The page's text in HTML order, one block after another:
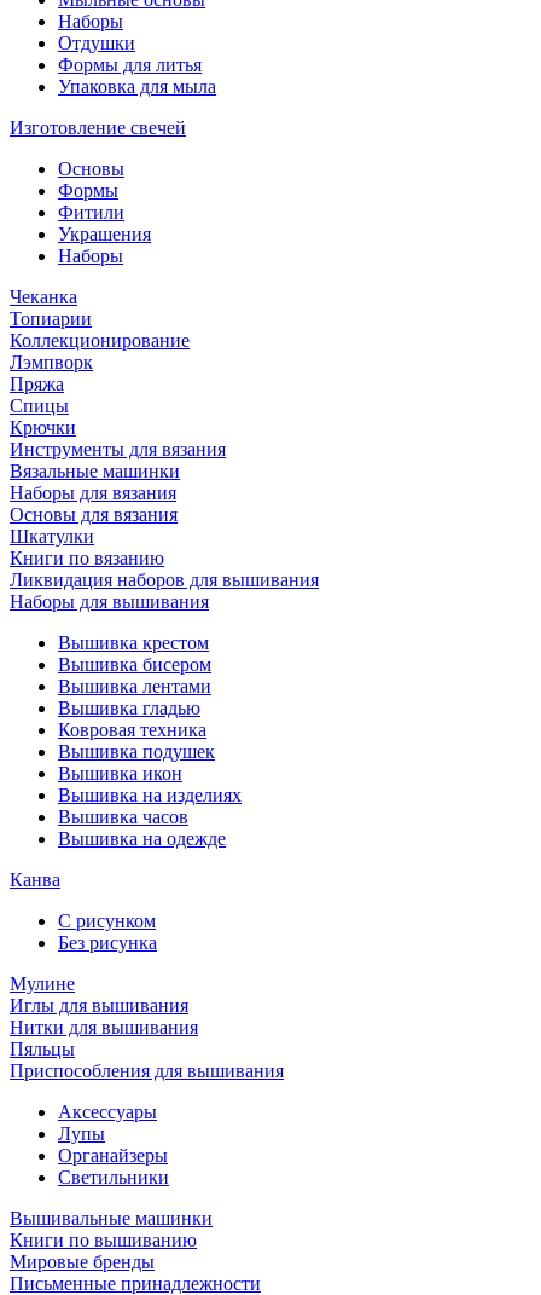
Наборы
Отдушки
Формы для литья
Упаковка для мыла
Изготовление свечей
Основы
Формы
Фитили
Украшения
Наборы
Чеканка
Топиарии
Коллекционирование
Лэмпворк
Пряжа
Спицы
Крючки
Инструменты для вязания
Вязальные машинки
Наборы для вязания
Основы для вязания
Шкатулки
Книги по вязанию
Ликвидация наборов для вышивания
Наборы для вышивания
Вышивка крестом
Вышивка бисером
Вышивка лентами
Вышивка гладью
Ковровая техника
Вышивка подушек
Вышивка икон
Вышивка на изделиях
Вышивка часов
Вышивка на одежде
Канва
С рисунком
Без рисунка
Мулине
Иглы для вышивания
Нитки для вышивания
Пяльцы
Приспособления для вышивания
Аксессуары
Лупы
Органайзеры
Светильники
Вышивальные машинки
Книги по вышиванию
Мировые бренды
Письменные принадлежности